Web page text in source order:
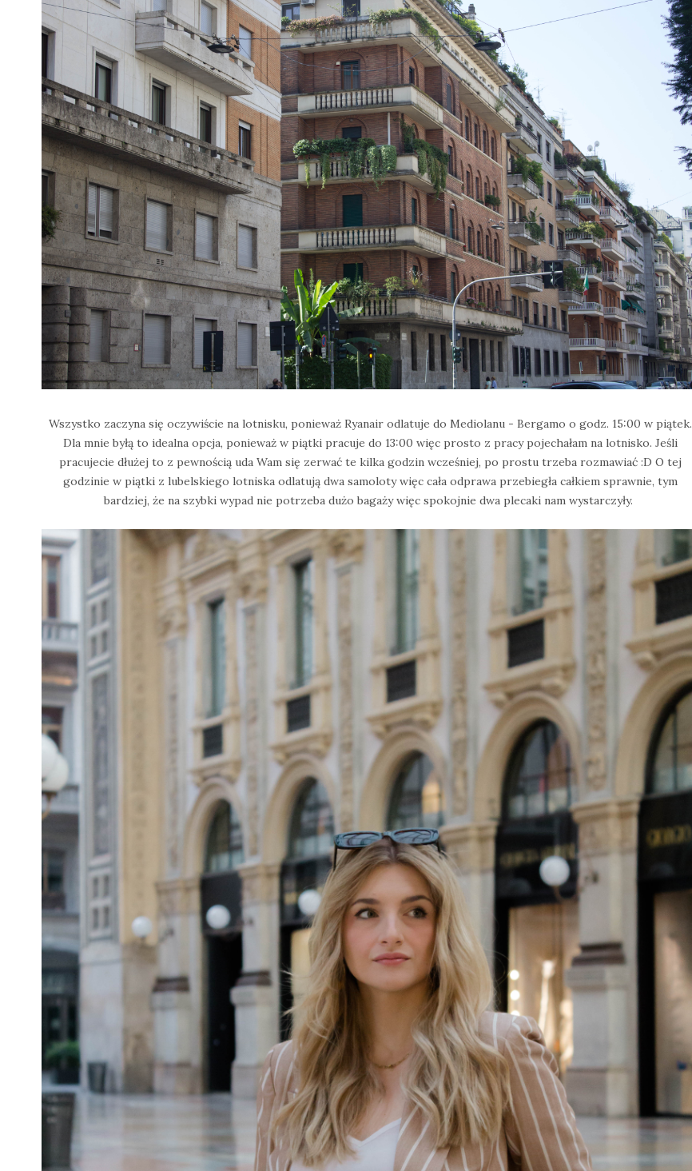
Wszystko zaczyna się oczywiście na lotnisku, ponieważ Ryanair odlatuje do Mediolanu - Bergamo o godz. 15:00 w piątek.
Dla mnie byłą to idealna opcja, ponieważ w piątki pracuje do 13:00 więc prosto z pracy pojechałam na lotnisko. Jeśli
pracujecie dłużej to z pewnością uda Wam się zerwać te kilka godzin wcześniej, po prostu trzeba rozmawiać :D O tej
godzinie w piątki z lubelskiego lotniska odlatują dwa samoloty więc cała odprawa przebiegła całkiem sprawnie, tym
bardziej, że na szybki wypad nie potrzeba dużo bagaży więc spokojnie dwa plecaki nam wystarczyły.